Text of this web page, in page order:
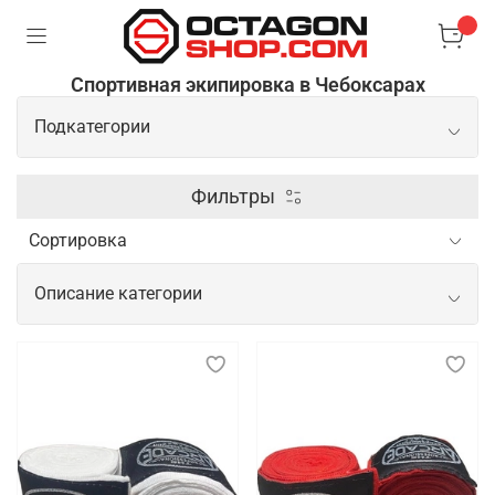
Спортивная экипировка в Чебоксарах
Подкатегории
Защита
Фильтры
Описание категории
тренировок, показательных
Спортивная экипировка играет важнейшую роль в
обеспечении безопасности, комфорта и